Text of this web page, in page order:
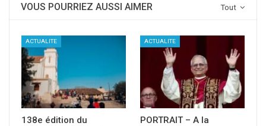
Tout
VOUS POURRIEZ AUSSI AIMER
ACTUALITE
138e édition du
ACTUALITE
PORTRAIT – A la